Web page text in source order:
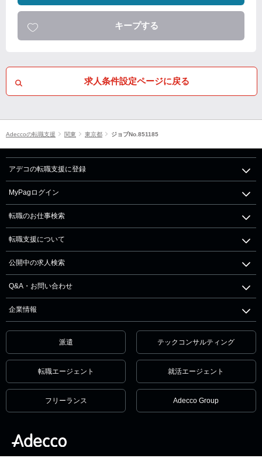
キープする
求人条件設定ページに戻る
Adeccoの転職支援 関東 東京都 ジョブNo.851185
アデコの転職支援に登録
MyPagログイン
転職のお仕事検索
転職支援について
公開中の求人検索
Q&A・お問い合わせ
企業情報
派遣 テックコンサルティング
転職エージェント 就活エージェント
フリーランス Adecco Group